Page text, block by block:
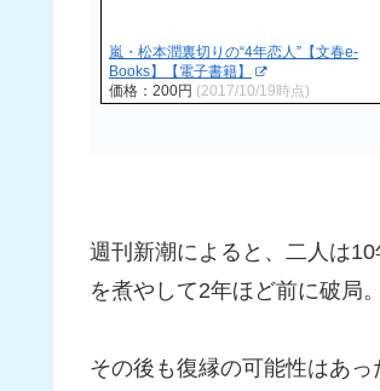
嵐・松本潤裏切りの“4年恋人”【文春e-
Books】【電子書籍】
価格：200円 (2017/10/19時点)
週刊新潮によると、二人は
を煮やして2年ほど前に破局。
その後も復縁の可能性はあ